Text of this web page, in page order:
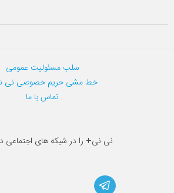
سلب مسئولیت عمومی
خط مشی حریم خصوصی نی
تماس با ما
نی نی+ را در شبکه های اجتماعی